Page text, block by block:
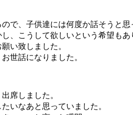
で、子供達には何度か話そうと
、こうして欲しいという希望もあ
い致しました。
世話になりました。
席しました。
いなあと思っていました。